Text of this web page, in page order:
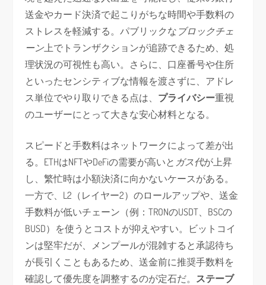
送金やカード決済で起こりがちな時間や手数料の
ストレスを軽減する。パブリックな ブロックチェ
ーン上でトランザクションが追跡できるため、処
理状況の可視性も高い。さらに、口座番号や住所
といったセンシティブな情報を渡さずに、アドレ
ス単位でやり取りできる点は、 プライバシー重視
のユーザーにとって大きな安心材料となる。
スピードと手数料はネットワークによって差が出
る。ETHはNFTやDeFiの需要が高いと ガス代が上昇
し、繁忙時は小額決済に向かないケースがある。
一方で、L2（レイヤー2）のロールアップや、送金
手数料が低いチェーン（例：TRONのUSDT、BSCの
BUSD）を使うとコストが抑えやすい。ビットコイ
ンは堅牢だが、メンプールが混雑すると承認待ち
が長引くこともあるため、送金前に推奨手数料を
確認して優先度を調整するのが定石だ。 ステーブ